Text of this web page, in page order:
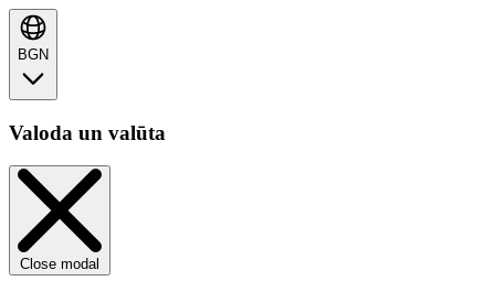
BGN
Valoda un valūta
Close modal